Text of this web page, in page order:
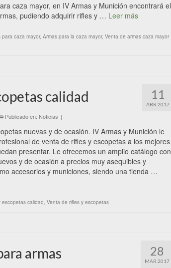
caza mayor, en IV Armas y Munición encontrará el
pudiendo adquirir rifles y … Leer más
para caza mayor, Armas para la caza mayor, Venta de armas caza mayor
11
ABR 2017
calidad
Publicado en: Noticias |
nuevas y de ocasión. IV Armas y Munición le
de venta de rifles y escopetas a los mejores
presentar. Le ofrecemos un amplio catálogo con
y de ocasión a precios muy asequibles y
accesorios y municiones, siendo una tienda …
escopetas calidad, Venta de rifles y escopetas
28
MAR 2017
armas